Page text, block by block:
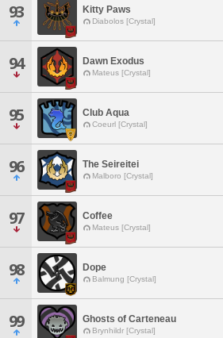
93 Kitty Paws
Diabolos [Crystal]
94 Dawn Exodus
Mateus [Crystal]
95 Club Aqua
Coeurl [Crystal]
96 The Seireitei
Malboro [Crystal]
97 Coffee
Mateus [Crystal]
98 Dope
Balmung [Crystal]
99 Ghosts of Carteneau
Brynhildr [Crystal]